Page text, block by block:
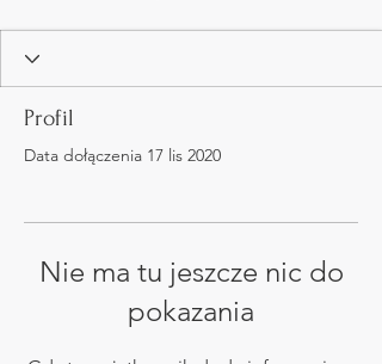
Profil
Data dołączenia 17 lis 2020
Nie ma tu jeszcze nic do
pokazania